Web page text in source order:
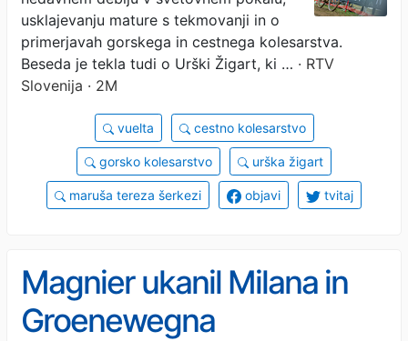
usklajevanju mature s tekmovanji in o
primerjavah gorskega in cestnega kolesarstva.
Beseda je tekla tudi o Urški Žigart, ki … · RTV
Slovenija · 2M
vuelta cestno kolesarstvo
gorsko kolesarstvo urška žigart
maruša tereza šerkezi objavi tvitaj
Magnier ukanil Milana in
Groenewegna